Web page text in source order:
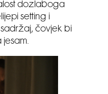
dozlaboga
setting i
čovjek bi